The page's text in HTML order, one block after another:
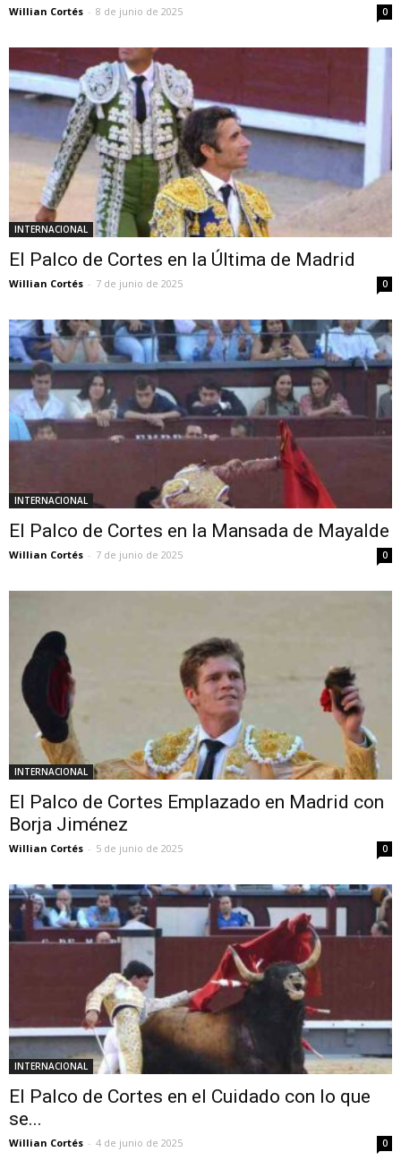
Willian Cortés - 8 de junio de 2025 0
INTERNACIONAL
El Palco de Cortes en la Última de Madrid
Willian Cortés - 7 de junio de 2025 0
INTERNACIONAL
El Palco de Cortes en la Mansada de Mayalde
Willian Cortés - 7 de junio de 2025 0
INTERNACIONAL
El Palco de Cortes Emplazado en Madrid con
Borja Jiménez
Willian Cortés - 5 de junio de 2025 0
INTERNACIONAL
El Palco de Cortes en el Cuidado con lo que
se...
Willian Cortés - 4 de junio de 2025 0